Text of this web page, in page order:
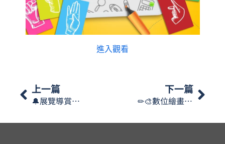
進入觀看
上一篇
🔔展覽導賞及工作坊
下一篇
✏🎨數位繪畫體驗工作坊🖼